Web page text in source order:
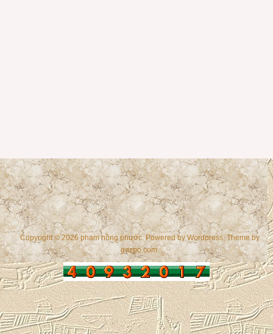
Copyright © 2026 phạm hồng phước. Powered byWordpress, Theme by
gazpo.com.